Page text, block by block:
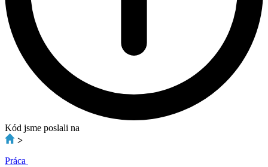
Kód jsme poslali na
>
Práca